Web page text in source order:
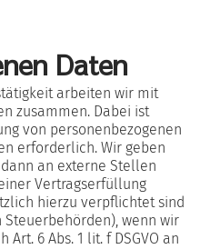
Daten
arbeiten wir mit
zusammen. Dabei ist
von personenbezogenen
erforderlich. Wir geben
an externe Stellen
Vertragserfüllung
hierzu verpflichtet sind
Steuerbehörden), wenn wir
6 Abs. 1 lit. f DSGVO an